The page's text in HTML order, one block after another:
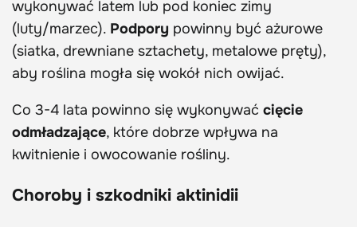
wykonywać latem lub pod koniec zimy
(luty/marzec). Podpory powinny być ażurowe
(siatka, drewniane sztachety, metalowe pręty),
aby roślina mogła się wokół nich owijać.
Co 3-4 lata powinno się wykonywać cięcie
odmładzające, które dobrze wpływa na
kwitnienie i owocowanie rośliny.
Choroby i szkodniki aktinidii